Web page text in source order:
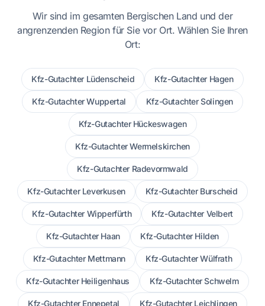
Wir sind im gesamten Bergischen Land und der
angrenzenden Region für Sie vor Ort. Wählen Sie Ihren
Ort:
Kfz-Gutachter Lüdenscheid Kfz-Gutachter Hagen
Kfz-Gutachter Wuppertal Kfz-Gutachter Solingen
Kfz-Gutachter Hückeswagen
Kfz-Gutachter Wermelskirchen
Kfz-Gutachter Radevormwald
Kfz-Gutachter Leverkusen Kfz-Gutachter Burscheid
Kfz-Gutachter Wipperfürth Kfz-Gutachter Velbert
Kfz-Gutachter Haan Kfz-Gutachter Hilden
Kfz-Gutachter Mettmann Kfz-Gutachter Wülfrath
Kfz-Gutachter Heiligenhaus Kfz-Gutachter Schwelm
Kfz-Gutachter Ennepetal Kfz-Gutachter Leichlingen